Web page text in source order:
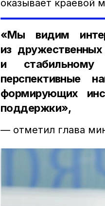
оказывает краевой
«Мы видим
из
и стабильному
перспективные
формирующих
поддержки»,
— отметил глава